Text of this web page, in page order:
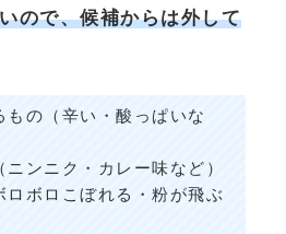
ので、候補からは外して
の（辛い・酸っぱいな
ンニク・カレー味など）
ロボロこぼれる・粉が飛ぶ